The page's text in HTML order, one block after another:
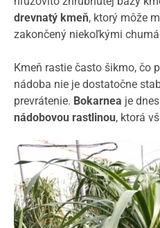
drevnatý kmeň, ktorý môže
zakončený niekoľkými
Kmeň rastie často šikmo, čo
nádoba nie je dostatočne
prevrátenie. Bokarnea je dnes
nádobovou rastlinou, ktorá